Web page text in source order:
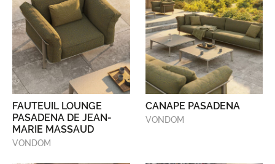
FAUTEUIL LOUNGE
PASADENA DE JEAN-
MARIE MASSAUD
VONDOM
CANAPE PASADENA
VONDOM